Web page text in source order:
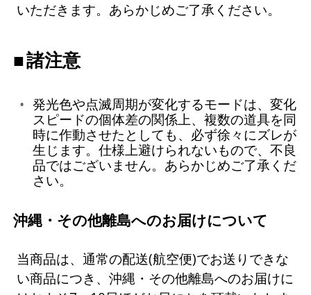
いただきます。あらかじめご了承ください。
諸注意
発光色や点滅周期が変化するモードは、変化
スピードの個体差の関係上、複数の道具を同
時に作動させたとしても、必ず徐々にズレが
生じます。仕様上避けられないもので、不良
品ではございません。あらかじめご了承くだ
さい。
沖縄・その他離島へのお届けについて
当商品は、通常の配送(航空便)でお送りできな
い商品につき、沖縄・その他離島へのお届けに